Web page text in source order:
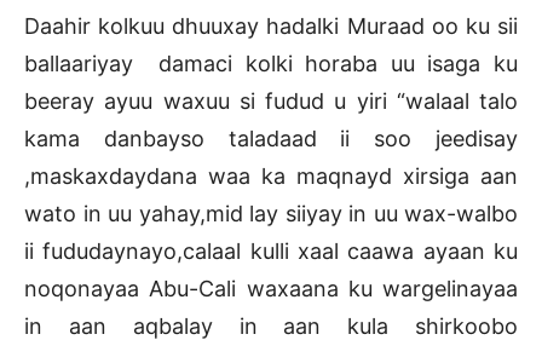
Daahir kolkuu dhuuxay hadalki Muraad oo ku sii
ballaariyay damaci kolki horaba uu isaga ku
beeray ayuu waxuu si fudud u yiri “walaal talo
kama danbayso taladaad ii soo jeedisay
,maskaxdaydana waa ka maqnayd xirsiga aan
wato in uu yahay,mid lay siiyay in uu wax-walbo
ii fududaynayo,calaal kulli xaal caawa ayaan ku
noqonayaa Abu-Cali waxaana ku wargelinayaa
in aan aqbalay in aan kula shirkoobo